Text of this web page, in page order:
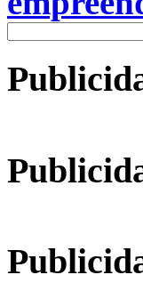
por: